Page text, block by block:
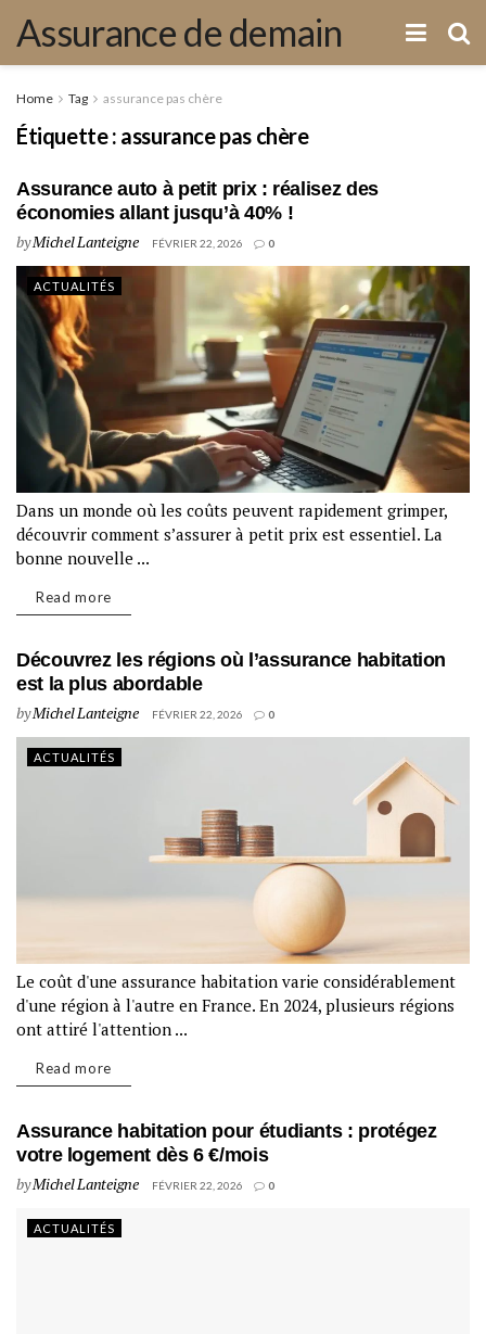
Assurance de demain
Home Tag assurance pas chère
Étiquette : assurance pas chère
Assurance auto à petit prix : réalisez des
économies allant jusqu’à 40% !
byMichel Lanteigne FÉVRIER 22, 2026 0
ACTUALITÉS
Dans un monde où les coûts peuvent rapidement grimper,
découvrir comment s’assurer à petit prix est essentiel. La
bonne nouvelle ...
Read more
Découvrez les régions où l’assurance habitation
est la plus abordable
byMichel Lanteigne FÉVRIER 22, 2026 0
ACTUALITÉS
Le coût d'une assurance habitation varie considérablement
d'une région à l'autre en France. En 2024, plusieurs régions
ont attiré l'attention ...
Read more
Assurance habitation pour étudiants : protégez
votre logement dès 6 €/mois
byMichel Lanteigne FÉVRIER 22, 2026 0
ACTUALITÉS